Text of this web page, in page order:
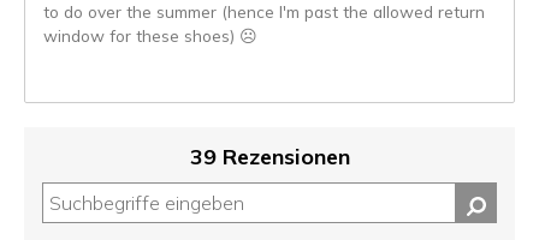
to do over the summer (hence I'm past the allowed return
window for these shoes) ☹️
39 Rezensionen